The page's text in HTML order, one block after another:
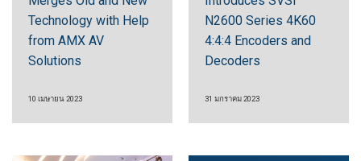
Technology with Help
from AMX AV
Solutions
10 เมษายน 2023
N2600 Series 4K60
4:4:4 Encoders and
Decoders
31 มกราคม 2023